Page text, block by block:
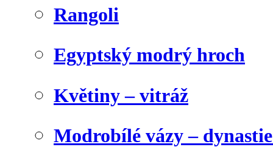
Rangoli
Egyptský modrý hroch
Květiny – vitráž
Modrobílé vázy –